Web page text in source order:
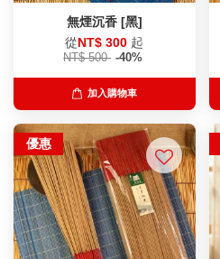
無煙沉香 [黑]
從NT$ 300 起
NT$ 500 -40%
加入購物車
優惠